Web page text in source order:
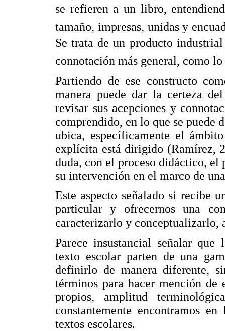
se refieren a un libro,
tamaño, impresas, unidas y
Se trata de un producto
connotación más general, como
Partiendo de ese constructo
manera puede dar la certeza
revisar sus acepciones y
comprendido, en lo que se puede
ubica, específicamente el
explícita está dirigido (Ramírez,
duda, con el proceso didáctico, el
su intervención en el marco de
Este aspecto señalado si recibe
particular y ofrecernos una
caracterizarlo y conceptualizarlo,
Parece insustancial señalar
texto escolar parten de una
definirlo de manera diferente,
términos para hacer mención de
propios, amplitud
constantemente encontramos
textos escolares.